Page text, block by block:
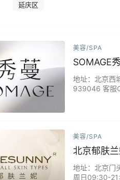
延庆区
美容/SPA
SOMAGE
地址：北京西
939046 客服
美容/SPA
北京郁肤
地址：北京门
周日09:30-